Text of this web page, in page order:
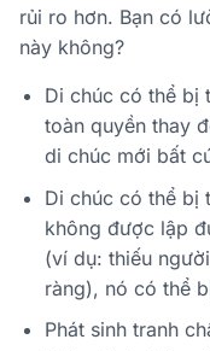
rủi ro hơn. Bạn có
này không?
Di chúc có thể bị
toàn quyền thay
di chúc mới bất
Di chúc có thể bị
không được lập
(ví dụ: thiếu
ràng), nó có thể
Phát sinh tranh